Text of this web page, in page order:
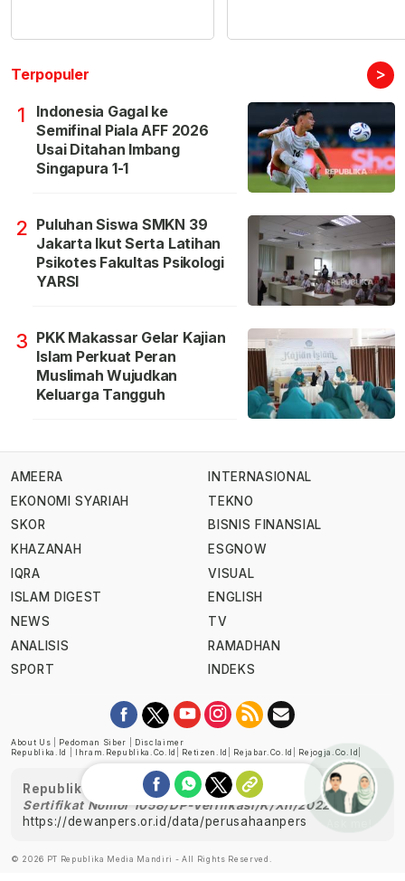
Terpopuler >
1
Indonesia Gagal ke
Semifinal Piala AFF 2026
Usai Ditahan Imbang
Singapura 1-1
2 Puluhan Siswa SMKN 39
Jakarta Ikut Serta Latihan
Psikotes Fakultas Psikologi
YARSI
3 PKK Makassar Gelar Kajian
Islam Perkuat Peran
Muslimah Wujudkan
Keluarga Tangguh
AMEERA
EKONOMI SYARIAH
SKOR
KHAZANAH
IQRA
ISLAM DIGEST
NEWS
ANALISIS
SPORT
INTERNASIONAL
TEKNO
BISNIS FINANSIAL
ESGNOW
VISUAL
ENGLISH
TV
RAMADHAN
INDEKS
About Us Pedoman Siber
Disclaimer
Republika.id
Ihram.republika.co.id Retizen.id Rejabar.co.id Rejogja.co.id
Republika telah diverifikasi oleh Dewan Pers
Sertifikat Nomor 1058/DP-Verifikasi/K/XII/2022
https://dewanpers.or.id/data/perusahaanpers
© 2026 PT Republika Media Mandiri - All Rights Reserved.